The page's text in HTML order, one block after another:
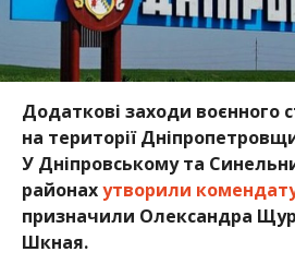
Додаткові заходи воєнного
на території
У Дніпровському та
районахутворили
призначили Олександра
Шкная.